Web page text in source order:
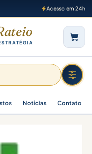
Acesso em 24h
Notícias Contato